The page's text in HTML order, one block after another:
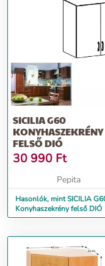
SICILIA G60
KONYHASZEKRÉNY
FELSŐ DIÓ
30 990 Ft
Pepita
Hasonlók, mint SICILIA
Konyhaszekrény felső DIÓ